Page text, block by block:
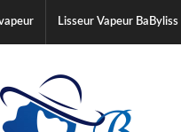
Lisseur Vapeur BaByliss